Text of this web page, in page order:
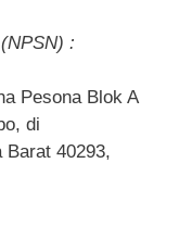
:
Pesona Blok A
di
Barat 40293,